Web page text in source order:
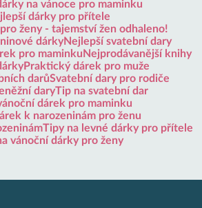
na vánoce pro maminku
dárky pro přítele
ženy - tajemství žen odhaleno!
dárkyNejlepší svatební dary
pro maminku Nejprodávanější knihy
Praktický dárek pro muže
darůSvatební dary pro rodiče
daryTip na svatební dar
dárek pro maminku
k narozeninám pro ženu
Tipy na levné dárky pro přítele
vánoční dárky pro ženy